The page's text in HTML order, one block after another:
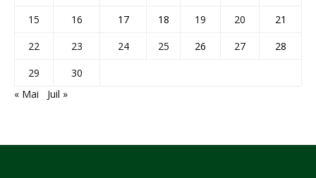
15
16 17 18 19 20
21
22
23 24 25 26 27
28
29
30
« Mai
Juil »